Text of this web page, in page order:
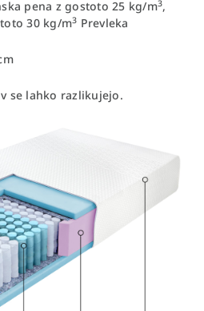
pena z gostoto 25 kg/m3,
30 kg/m3 Prevleka
se lahko razlikujejo.